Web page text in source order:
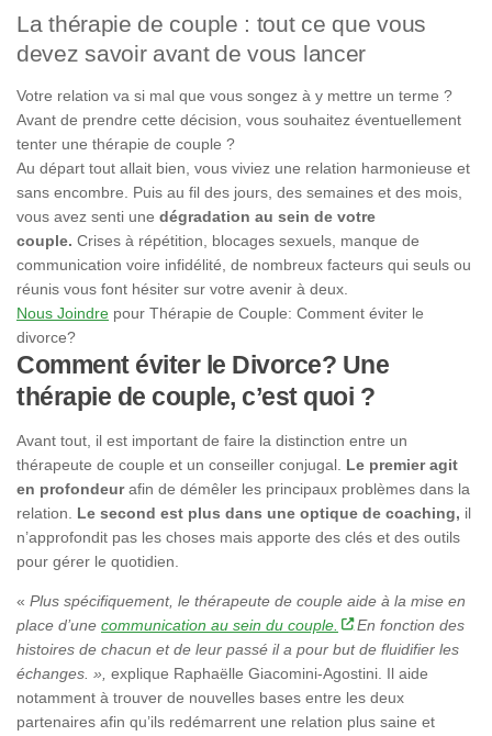
La thérapie de couple : tout ce que vous
devez savoir avant de vous lancer
Votre relation va si mal que vous songez à y mettre un terme ?
Avant de prendre cette décision, vous souhaitez éventuellement
tenter une thérapie de couple ?
Au départ tout allait bien, vous viviez une relation harmonieuse et
sans encombre. Puis au fil des jours, des semaines et des mois,
vous avez senti une dégradation au sein de votre
couple. Crises à répétition, blocages sexuels, manque de
communication voire infidélité, de nombreux facteurs qui seuls ou
réunis vous font hésiter sur votre avenir à deux.
Nous Joindre pour Thérapie de Couple: Comment éviter le
divorce?
Comment éviter le Divorce? Une
thérapie de couple, c’est quoi ?
Avant tout, il est important de faire la distinction entre un
thérapeute de couple et un conseiller conjugal. Le premier agit
en profondeurafin de démêler les principaux problèmes dans la
relation. Le second est plus dans une optique de coaching, il
n’approfondit pas les choses mais apporte des clés et des outils
pour gérer le quotidien.
« Plus spécifiquement, le thérapeute de couple aide à la mise en
place d’une communication au sein du couple.
En fonction des
histoires de chacun et de leur passé il a pour but de fluidifier les
échanges. », explique Raphaëlle Giacomini-Agostini. Il aide
notamment à trouver de nouvelles bases entre les deux
partenaires afin qu’ils redémarrent une relation plus saine et